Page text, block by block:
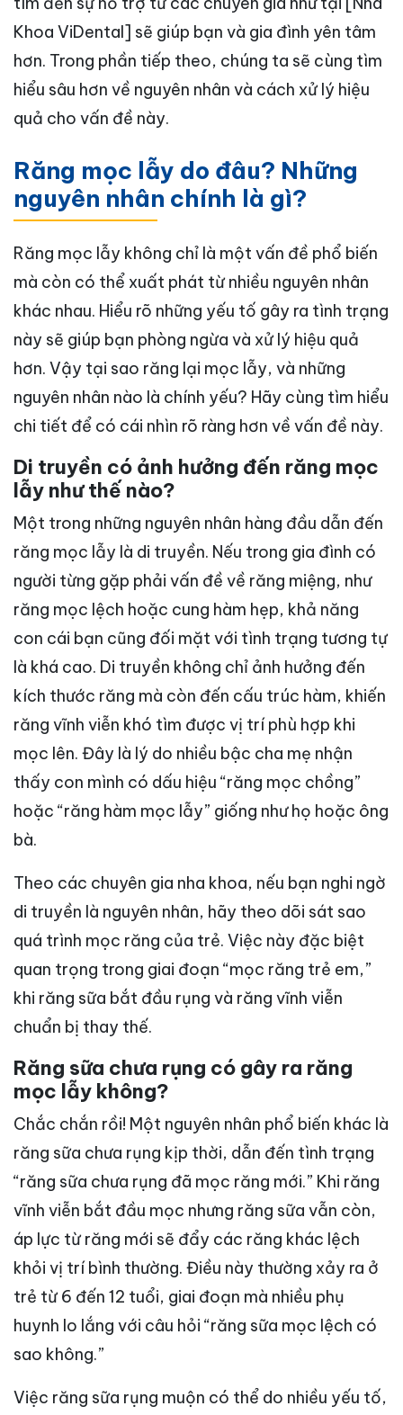
Khoa ViDental] sẽ giúp bạn và gia đình yên tâm
hơn. Trong phần tiếp theo, chúng ta sẽ cùng tìm
hiểu sâu hơn về nguyên nhân và cách xử lý hiệu
quả cho vấn đề này.
Răng mọc lẫy do đâu? Những
nguyên nhân chính là gì?
Răng mọc lẫy không chỉ là một vấn đề phổ biến
mà còn có thể xuất phát từ nhiều nguyên nhân
khác nhau. Hiểu rõ những yếu tố gây ra tình trạng
này sẽ giúp bạn phòng ngừa và xử lý hiệu quả
hơn. Vậy tại sao răng lại mọc lẫy, và những
nguyên nhân nào là chính yếu? Hãy cùng tìm hiểu
chi tiết để có cái nhìn rõ ràng hơn về vấn đề này.
Di truyền có ảnh hưởng đến răng mọc
lẫy như thế nào?
Một trong những nguyên nhân hàng đầu dẫn đến
răng mọc lẫy là di truyền. Nếu trong gia đình có
người từng gặp phải vấn đề về răng miệng, như
răng mọc lệch hoặc cung hàm hẹp, khả năng
con cái bạn cũng đối mặt với tình trạng tương tự
là khá cao. Di truyền không chỉ ảnh hưởng đến
kích thước răng mà còn đến cấu trúc hàm, khiến
răng vĩnh viễn khó tìm được vị trí phù hợp khi
mọc lên. Đây là lý do nhiều bậc cha mẹ nhận
thấy con mình có dấu hiệu “răng mọc chồng”
hoặc “răng hàm mọc lẫy” giống như họ hoặc ông
bà.
Theo các chuyên gia nha khoa, nếu bạn nghi ngờ
di truyền là nguyên nhân, hãy theo dõi sát sao
quá trình mọc răng của trẻ. Việc này đặc biệt
quan trọng trong giai đoạn “mọc răng trẻ em,”
khi răng sữa bắt đầu rụng và răng vĩnh viễn
chuẩn bị thay thế.
Răng sữa chưa rụng có gây ra răng
mọc lẫy không?
Chắc chắn rồi! Một nguyên nhân phổ biến khác là
răng sữa chưa rụng kịp thời, dẫn đến tình trạng
“răng sữa chưa rụng đã mọc răng mới.” Khi răng
vĩnh viễn bắt đầu mọc nhưng răng sữa vẫn còn,
áp lực từ răng mới sẽ đẩy các răng khác lệch
khỏi vị trí bình thường. Điều này thường xảy ra ở
trẻ từ 6 đến 12 tuổi, giai đoạn mà nhiều phụ
huynh lo lắng với câu hỏi “răng sữa mọc lệch có
sao không.”
Việc răng sữa rụng muộn có thể do nhiều yếu tố,